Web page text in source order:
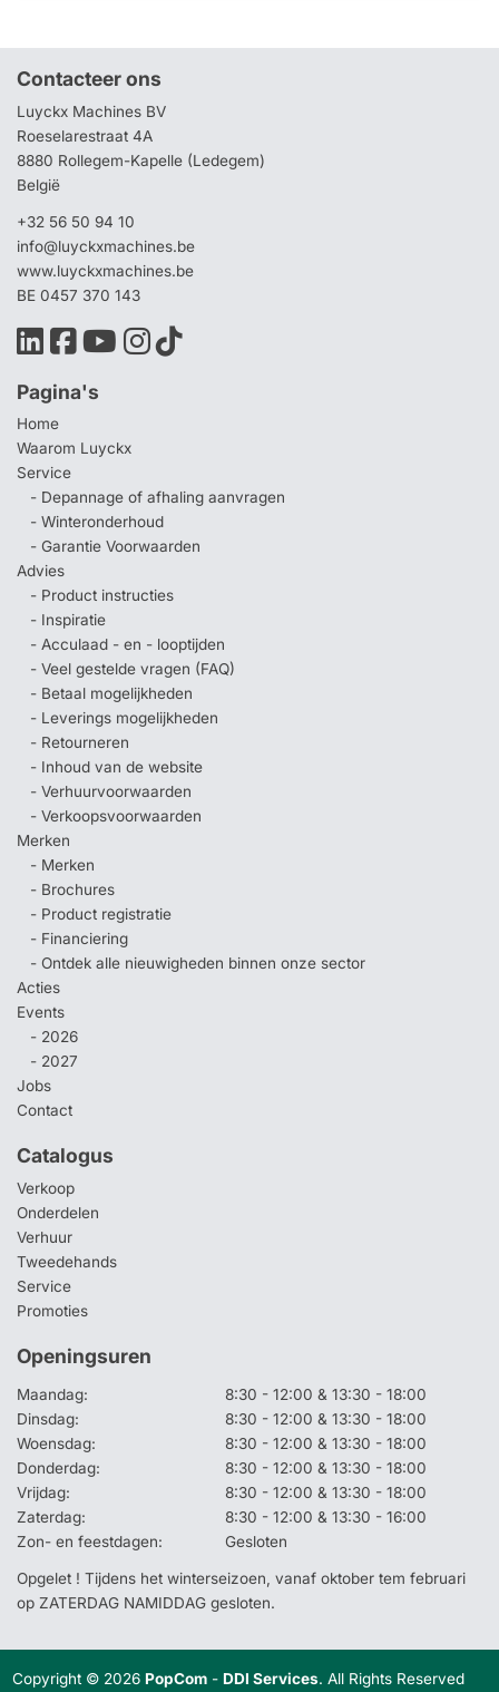
Contacteer ons
Luyckx Machines BV
Roeselarestraat 4A
8880 Rollegem-Kapelle (Ledegem)
België
+32 56 50 94 10
info@luyckxmachines.be
www.luyckxmachines.be
BE 0457 370 143
Pagina's
Home
Waarom Luyckx
Service
- Depannage of afhaling aanvragen
- Winteronderhoud
- Garantie Voorwaarden
Advies
- Product instructies
- Inspiratie
- Acculaad - en - looptijden
- Veel gestelde vragen (FAQ)
- Betaal mogelijkheden
- Leverings mogelijkheden
- Retourneren
- Inhoud van de website
- Verhuurvoorwaarden
- Verkoopsvoorwaarden
Merken
- Merken
- Brochures
- Product registratie
- Financiering
- Ontdek alle nieuwigheden binnen onze sector
Acties
Events
- 2026
- 2027
Jobs
Contact
Catalogus
Verkoop
Onderdelen
Verhuur
Tweedehands
Service
Promoties
Openingsuren
Maandag:
8:30 - 12:00 & 13:30 - 18:00
Dinsdag:
8:30 - 12:00 & 13:30 - 18:00
Woensdag:
8:30 - 12:00 & 13:30 - 18:00
Donderdag:
8:30 - 12:00 & 13:30 - 18:00
Vrijdag:
8:30 - 12:00 & 13:30 - 18:00
Zaterdag:
8:30 - 12:00 & 13:30 - 16:00
Zon- en feestdagen:
Gesloten
Opgelet ! Tijdens het winterseizoen, vanaf oktober tem februari
op ZATERDAG NAMIDDAG gesloten.
Copyright © 2026PopCom -DDI Services. All Rights Reserved